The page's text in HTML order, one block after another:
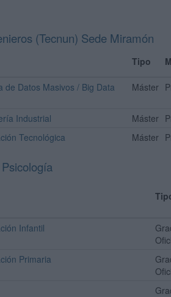
(Tecnun) Sede Miramón
Tipo
de Datos Masivos / Big Data
Máster
Industrial Máster
Tecnológica
Máster
Infantil
Primaria